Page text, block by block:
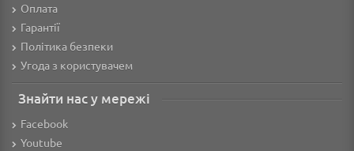
Оплата
Гарантії
Політика безпеки
Угода з користувачем
Знайти нас у мережі
Facebook
Youtube